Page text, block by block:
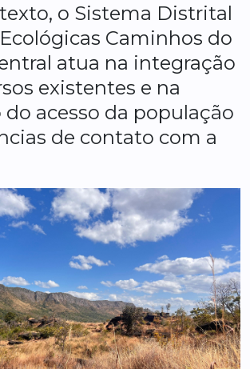
o Sistema Distrital
Caminhos do
atua na integração
existentes e na
acesso da população
de contato com a